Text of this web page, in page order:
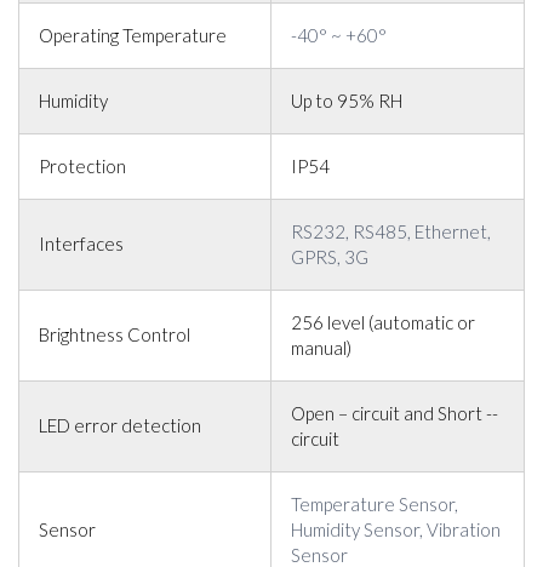
Operating Temperature -40° ~ +60°
Humidity Up to 95% RH
Protection IP54
Interfaces
RS232, RS485, Ethernet,
GPRS, 3G
Brightness Control
256 level (automatic or
manual)
LED error detection
Open – circuit and Short --
circuit
Sensor
Temperature Sensor,
Humidity Sensor, Vibration
Sensor